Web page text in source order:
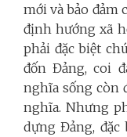
mới và bảo đảm
định hướng xã
phải đặc biệt
đốn Đảng, coi
nghĩa sống còn
nghĩa. Nhưng
dựng Đảng,